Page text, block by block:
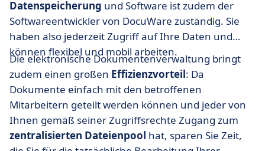
Datenspeicherung und Software ist zudem der
Softwareentwickler von DocuWare zuständig. Sie
haben also jederzeit Zugriff auf Ihre Daten und
können flexibel und mobil arbeiten.
Die elektronische Dokumentenverwaltung bringt
zudem einen großen Effizienzvorteil: Da
Dokumente einfach mit den betroffenen
Mitarbeitern geteilt werden können und jeder von
Ihnen gemäß seiner Zugriffsrechte Zugang zum
zentralisierten Dateienpool hat, sparen Sie Zeit,